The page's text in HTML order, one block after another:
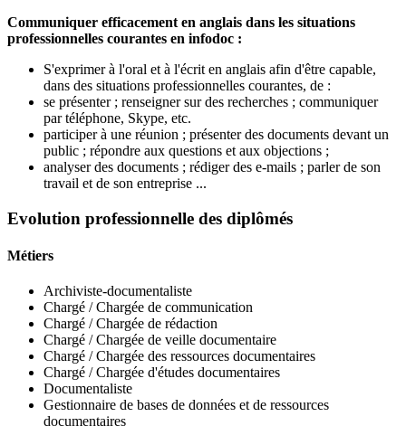
Communiquer efficacement en anglais dans les situations
professionnelles courantes en infodoc :
S'exprimer à l'oral et à l'écrit en anglais afin d'être capable,
dans des situations professionnelles courantes, de :
se présenter ; renseigner sur des recherches ; communiquer
par téléphone, Skype, etc.
participer à une réunion ; présenter des documents devant un
public ; répondre aux questions et aux objections ;
analyser des documents ; rédiger des e-mails ; parler de son
travail et de son entreprise ...
Evolution professionnelle des diplômés
Métiers
Archiviste-documentaliste
Chargé / Chargée de communication
Chargé / Chargée de rédaction
Chargé / Chargée de veille documentaire
Chargé / Chargée des ressources documentaires
Chargé / Chargée d'études documentaires
Documentaliste
Gestionnaire de bases de données et de ressources
documentaires